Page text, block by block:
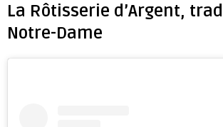
La Rôtisserie d’Argent,
Notre-Dame